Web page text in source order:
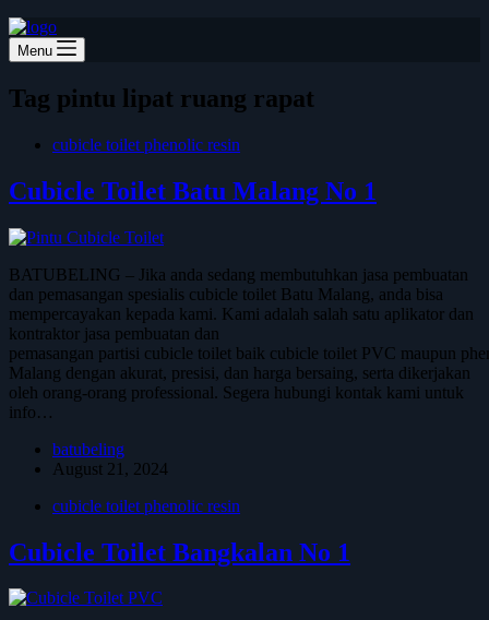
Menu
Tag pintu lipat ruang rapat
cubicle toilet phenolic resin
Cubicle Toilet Batu Malang No 1
BATUBELING – Jika anda sedang membutuhkan jasa pembuatan
dan pemasangan spesialis cubicle toilet Batu Malang, anda bisa
mempercayakan kepada kami. Kami adalah salah satu aplikator dan
kontraktor jasa pembuatan dan
pemasangan partisi cubicle toilet baik cubicle toilet PVC maupun
Malang dengan akurat, presisi, dan harga bersaing, serta dikerjakan
oleh orang-orang professional. Segera hubungi kontak kami untuk
info…
batubeling
August 21, 2024
cubicle toilet phenolic resin
Cubicle Toilet Bangkalan No 1